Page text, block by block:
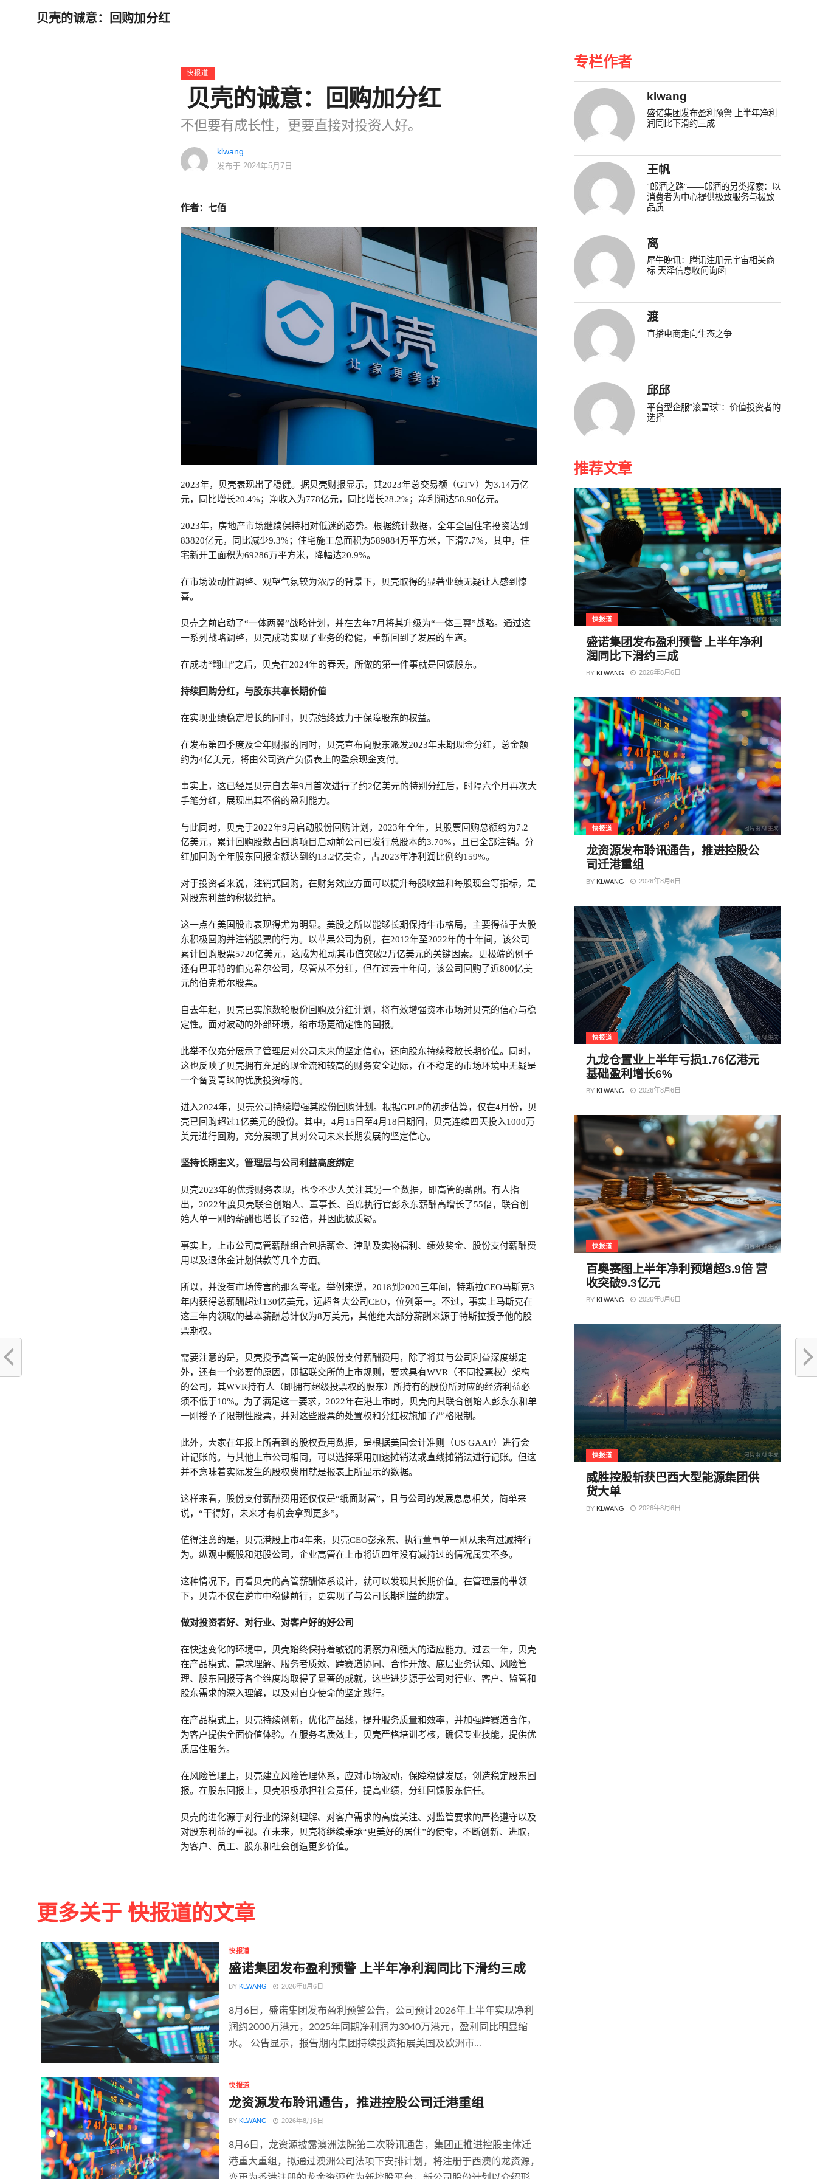
贝壳的诚意：回购加分红
快报道
贝壳的诚意：回购加分红
不但要有成长性，更要直接对投资人好。
klwang
发布于 2024年5月7日
作者：七佰
2023年，贝壳表现出了稳健。据贝壳财报显示，其2023年总交易额（GTV）为3.14万亿
元，同比增长20.4%；净收入为778亿元，同比增长28.2%；净利润达58.90亿元。
2023年，房地产市场继续保持相对低迷的态势。根据统计数据，全年全国住宅投资达到
83820亿元，同比减少9.3%；住宅施工总面积为589884万平方米，下滑7.7%，其中，住
宅新开工面积为69286万平方米，降幅达20.9%。
在市场波动性调整、观望气氛较为浓厚的背景下，贝壳取得的显著业绩无疑让人感到惊
喜。
贝壳之前启动了“一体两翼”战略计划，并在去年7月将其升级为“一体三翼”战略。通过这
一系列战略调整，贝壳成功实现了业务的稳健，重新回到了发展的车道。
在成功“翻山”之后，贝壳在2024年的春天，所做的第一件事就是回馈股东。
持续回购分红，与股东共享长期价值
在实现业绩稳定增长的同时，贝壳始终致力于保障股东的权益。
在发布第四季度及全年财报的同时，贝壳宣布向股东派发2023年末期现金分红，总金额
约为4亿美元，将由公司资产负债表上的盈余现金支付。
事实上，这已经是贝壳自去年9月首次进行了约2亿美元的特别分红后，时隔六个月再次大
手笔分红，展现出其不俗的盈利能力。
与此同时，贝壳于2022年9月启动股份回购计划，2023年全年，其股票回购总额约为7.2
亿美元，累计回购股数占回购项目启动前公司已发行总股本的3.70%，且已全部注销。分
红加回购全年股东回报金额达到约13.2亿美金，占2023年净利润比例约159%。
对于投资者来说，注销式回购，在财务效应方面可以提升每股收益和每股现金等指标，是
对股东利益的积极维护。
这一点在美国股市表现得尤为明显。美股之所以能够长期保持牛市格局，主要得益于大股
东积极回购并注销股票的行为。以苹果公司为例，在2012年至2022年的十年间，该公司
累计回购股票5720亿美元，这成为推动其市值突破2万亿美元的关键因素。更极端的例子
还有巴菲特的伯克希尔公司，尽管从不分红，但在过去十年间，该公司回购了近800亿美
元的伯克希尔股票。
自去年起，贝壳已实施数轮股份回购及分红计划，将有效增强资本市场对贝壳的信心与稳
定性。面对波动的外部环境，给市场更确定性的回报。
此举不仅充分展示了管理层对公司未来的坚定信心，还向股东持续释放长期价值。同时，
这也反映了贝壳拥有充足的现金流和较高的财务安全边际，在不稳定的市场环境中无疑是
一个备受青睐的优质投资标的。
进入2024年，贝壳公司持续增强其股份回购计划。根据GPLP的初步估算，仅在4月份，贝
壳已回购超过1亿美元的股份。其中，4月15日至4月18日期间，贝壳连续四天投入1000万
美元进行回购，充分展现了其对公司未来长期发展的坚定信心。
坚持长期主义，管理层与公司利益高度绑定
贝壳2023年的优秀财务表现，也令不少人关注其另一个数据，即高管的薪酬。有人指
出，2022年度贝壳联合创始人、董事长、首席执行官彭永东薪酬高增长了55倍，联合创
始人单一刚的薪酬也增长了52倍，并因此被质疑。
事实上，上市公司高管薪酬组合包括薪金、津贴及实物福利、绩效奖金、股份支付薪酬费
用以及退休金计划供款等几个方面。
所以，并没有市场传言的那么夸张。举例来说，2018到2020三年间，特斯拉CEO马斯克3
年内获得总薪酬超过130亿美元，远超各大公司CEO，位列第一。不过，事实上马斯克在
这三年内领取的基本薪酬总计仅为8万美元，其他绝大部分薪酬来源于特斯拉授予他的股
票期权。
需要注意的是，贝壳授予高管一定的股份支付薪酬费用，除了将其与公司利益深度绑定
外，还有一个必要的原因，即据联交所的上市规则，要求具有WVR（不同投票权）架构
的公司，其WVR持有人（即拥有超级投票权的股东）所持有的股份所对应的经济利益必
须不低于10%。为了满足这一要求，2022年在港上市时，贝壳向其联合创始人彭永东和单
一刚授予了限制性股票，并对这些股票的处置权和分红权施加了严格限制。
此外，大家在年报上所看到的股权费用数据，是根据美国会计准则（US GAAP）进行会
计记账的。与其他上市公司相同，可以选择采用加速摊销法或直线摊销法进行记账。但这
并不意味着实际发生的股权费用就是报表上所显示的数据。
这样来看，股份支付薪酬费用还仅仅是“纸面财富”，且与公司的发展息息相关，简单来
说，“干得好，未来才有机会拿到更多”。
值得注意的是，贝壳港股上市4年来，贝壳CEO彭永东、执行董事单一刚从未有过减持行
为。纵观中概股和港股公司，企业高管在上市将近四年没有减持过的情况属实不多。
这种情况下，再看贝壳的高管薪酬体系设计，就可以发现其长期价值。在管理层的带领
下，贝壳不仅在逆市中稳健前行，更实现了与公司长期利益的绑定。
做对投资者好、对行业、对客户好的好公司
在快速变化的环境中，贝壳始终保持着敏锐的洞察力和强大的适应能力。过去一年，贝壳
在产品模式、需求理解、服务者质效、跨赛道协同、合作开放、底层业务认知、风险管
理、股东回报等各个维度均取得了显著的成就，这些进步源于公司对行业、客户、监管和
股东需求的深入理解，以及对自身使命的坚定践行。
在产品模式上，贝壳持续创新，优化产品线，提升服务质量和效率，并加强跨赛道合作，
为客户提供全面价值体验。在服务者质效上，贝壳严格培训考核，确保专业技能，提供优
质居住服务。
在风险管理上，贝壳建立风险管理体系，应对市场波动，保障稳健发展，创造稳定股东回
报。在股东回报上，贝壳积极承担社会责任，提高业绩，分红回馈股东信任。
贝壳的进化源于对行业的深刻理解、对客户需求的高度关注、对监管要求的严格遵守以及
对股东利益的重视。在未来，贝壳将继续秉承“更美好的居住”的使命，不断创新、进取，
为客户、员工、股东和社会创造更多价值。
更多关于 快报道的文章
快报道
盛诺集团发布盈利预警 上半年净利润同比下滑约三成
BY KLWANG 2026年8月6日
8月6日，盛诺集团发布盈利预警公告，公司预计2026年上半年实现净利
润约2000万港元，2025年同期净利润为3040万港元，盈利同比明显缩
水。 公告显示，报告期内集团持续投资拓展美国及欧洲市...
快报道
龙资源发布聆讯通告，推进控股公司迁港重组
BY KLWANG 2026年8月6日
8月6日，龙资源披露澳洲法院第二次聆讯通告，集团正推进控股主体迁
港重大重组，拟通过澳洲公司法项下安排计划，将注册于西澳的龙资源，
专栏作者
klwang
盛诺集团发布盈利预警 上半年净利
润同比下滑约三成
王帆
“郎酒之路”——郎酒的另类探索：以
消费者为中心提供极致服务与极致
品质
离
犀牛晚讯：腾讯注册元宇宙相关商
标 天泽信息收问询函
渡
直播电商走向生态之争
邱邱
平台型企服“滚雪球”：价值投资者的
选择
推荐文章
快报道
盛诺集团发布盈利预警 上半年净利
润同比下滑约三成
BY KLWANG 2026年8月6日
快报道
龙资源发布聆讯通告，推进控股公
司迁港重组
BY KLWANG 2026年8月6日
快报道
九龙仓置业上半年亏损1.76亿港元
基础盈利增长6%
BY KLWANG 2026年8月6日
快报道
百奥赛图上半年净利预增超3.9倍 营
收突破9.3亿元
BY KLWANG 2026年8月6日
快报道
威胜控股斩获巴西大型能源集团供
货大单
BY KLWANG 2026年8月6日